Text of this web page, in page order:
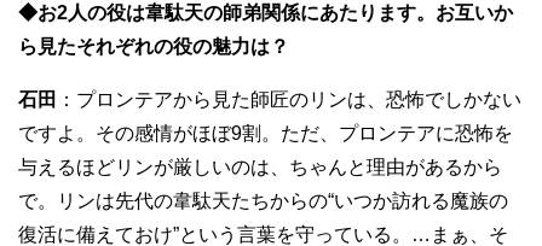
◆お2人の役は韋駄天の師弟関係にあたります。お互いか
ら見たそれぞれの役の魅力は？
石田 ：プロンテアから見た師匠のリンは、恐怖でしかない
ですよ。その感情がほぼ9割。ただ、プロンテアに恐怖を
与えるほどリンが厳しいのは、ちゃんと理由があるから
で。リンは先代の韋駄天たちからの“いつか訪れる魔族の
復活に備えておけ”という言葉を守っている。…まぁ、そ